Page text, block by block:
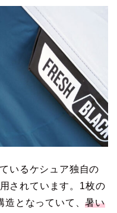
いるケシュア独自の
されています。1枚の
造となっていて、暑い